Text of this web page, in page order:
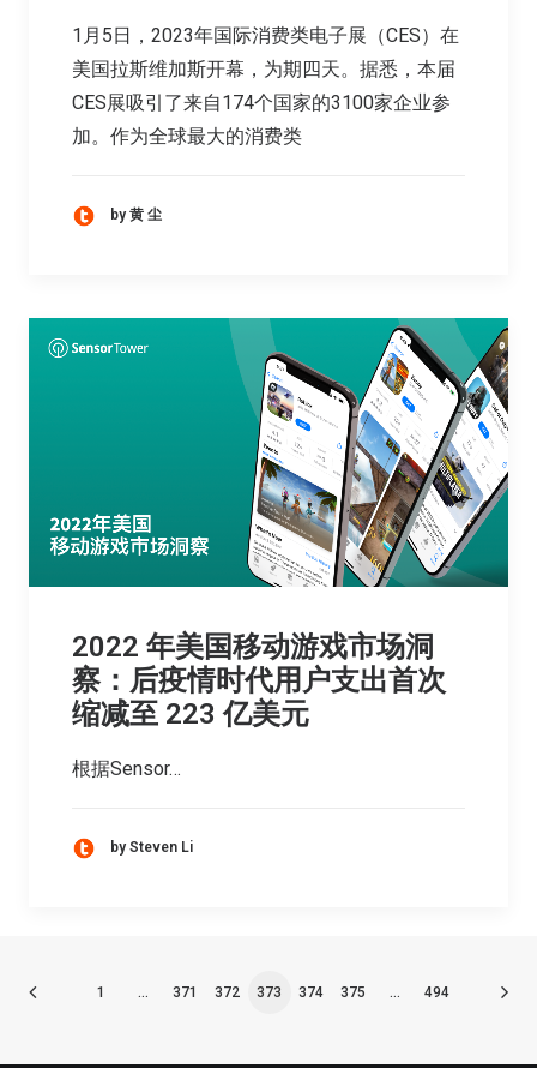
1月5日，2023年国际消费类电子展（CES）在
美国拉斯维加斯开幕，为期四天。据悉，本届
CES展吸引了来自174个国家的3100家企业参
加。作为全球最大的消费类
by 黄 尘
2022 年美国移动游戏市场洞
察：后疫情时代用户支出首次
缩减至 223 亿美元
根据Sensor…
by Steven Li
1 … 371 372 373 374 375 … 494